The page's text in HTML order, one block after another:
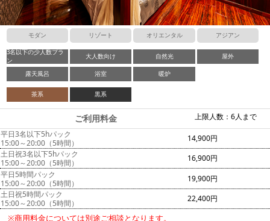
モダン リゾート オリエンタル アジアン
3名以下の少人数プラ
ン
大人数向け 自然光 屋外
露天風呂 浴室 暖炉
茶系 黒系
上限人数：6人まで
ご利用料金
平日3名以下5hパック
15:00～20:00（5時間）
14,900円
土日祝3名以下5hパック
15:00～20:00（5時間）
16,900円
平日5時間パック
15:00～20:00（5時間）
19,900円
土日祝5時間パック
15:00～20:00（5時間）
22,400円
※商用料金については別途ご相談となります。